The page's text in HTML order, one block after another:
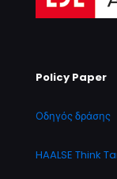
Policy Paper
Οδηγός δράσης
HAALSE Think